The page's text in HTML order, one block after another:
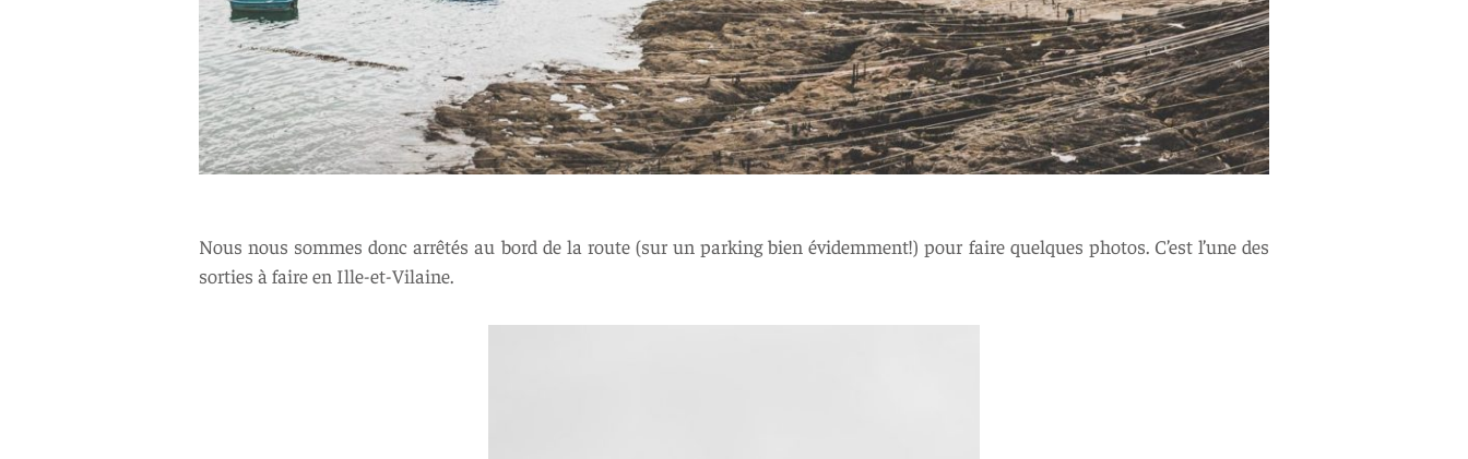
Nous nous sommes donc arrêtés au bord de la route (sur un parking bien évidemment!) pour faire quelques photos. C’est l’une des
sorties à faire en Ille-et-Vilaine.